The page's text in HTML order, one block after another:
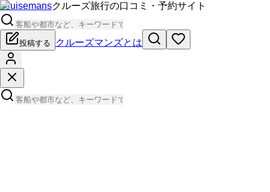
Cruisemansクルーズ旅行の口コミ・予約サイト
投稿する クルーズマンズとは